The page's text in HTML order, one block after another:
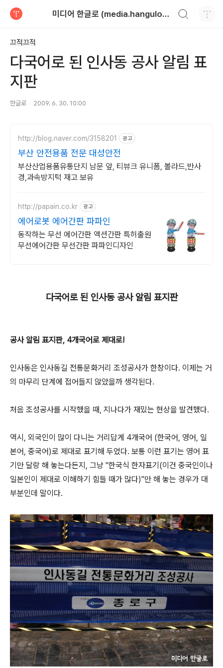
미디어 한글로 (media.hangulo.net)
끄적끄적
다국어로 된 인사동 공사 알림 표
지판
한글로 2009. 6. 30. 10:00
http://blog.naver.com/3158201 광고
부산 안전용품 전문 대성안전
부산산업용품유통단지 남문 앞, 티뷰크 유니폼, 볼라드,반사
경,과속방지턱 재고 보유
http://papain.co.kr 광고
에어로봇 에어간판 파파인
동작하는 무선 에어간판 액션간판 특허출원
무선에어간판 무선간판 파파인디자인
다국어로 된 인사동 공사 알림 표지판
공사 알림 표지판, 4개국어로 제대로!
인사동은 인사동길 전통문화거리 조성공사가 한창이다. 이제는 거
의 마무리 단계에 접어들지 않았을까 생각된다.
처음 조성공사를 시작했을 때, 지나다가 재밌는 현상을 발견했다.
역시, 외국인이 많이 다니는 거리답게 4개국어 (한국어, 영어, 일
본어, 중국어)로 제대로 표기해 두었다. 보통 이런 표기는 영어 표
기만 달랑 해 놓는다든지, 그냥 "한국식 한자표기(이건 중국인이나
일본인이 제대로 이해하기 힘들 때가 많다)"만 해 놓는 경우가 대
부분인데 말이다.